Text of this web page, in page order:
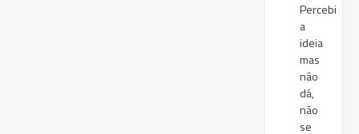
Percebi
a
ideia
mas
não
dá,
não
se